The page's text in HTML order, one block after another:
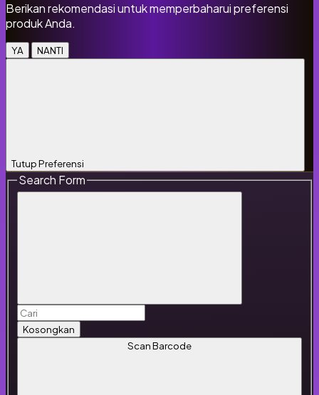
Berikan rekomendasi untuk memperbaharui preferensi
produk Anda.
YA NANTI
Tutup Preferensi
Search Form
Kosongkan
Scan Barcode